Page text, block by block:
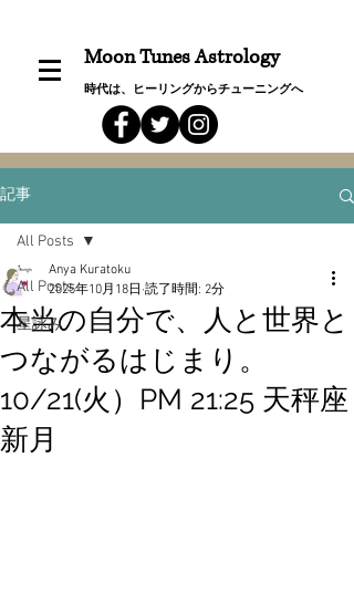
Moon Tunes Astrology
時代は、ヒーリングからチューニングへ
記事
All Posts
星詠み
All Posts
本当の自分で、人と世界と
つながるはじまり。
10/21(火）PM 21:25 天秤座
新月
Anya Kuratoku
2025年10月18日 読了時間: 2分